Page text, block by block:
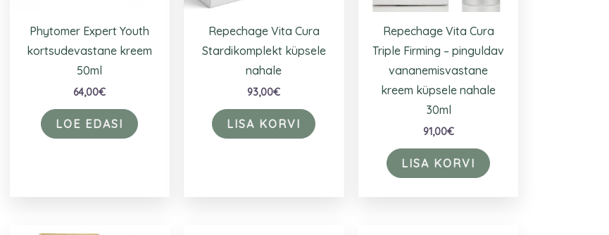
Phytomer Expert Youth
kortsudevastane kreem
50ml
64,00€
LOE EDASI
Repechage Vita Cura
Stardikomplekt küpsele
nahale
93,00€
LISA KORVI
Repechage Vita Cura
Triple Firming – pinguldav
vananemisvastane
kreem küpsele nahale
30ml
91,00€
LISA KORVI